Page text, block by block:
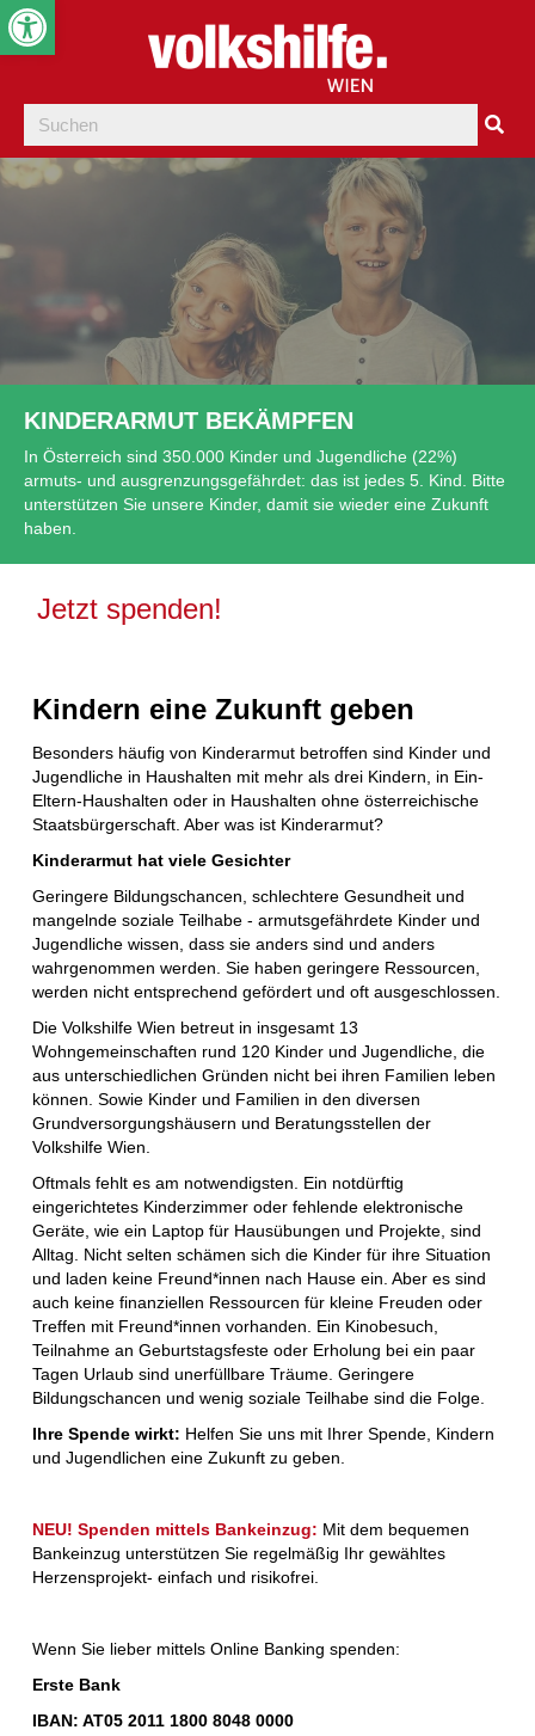
KINDERARMUT BEKÄMPFEN
In Österreich sind 350.000 Kinder und Jugendliche (22%)
armuts- und ausgrenzungsgefährdet: das ist jedes 5. Kind. Bitte
unterstützen Sie unsere Kinder, damit sie wieder eine Zukunft
haben.
Jetzt spenden!
Kindern eine Zukunft geben
Besonders häufig von Kinderarmut betroffen sind Kinder und
Jugendliche in Haushalten mit mehr als drei Kindern, in Ein-
Eltern-Haushalten oder in Haushalten ohne österreichische
Staatsbürgerschaft. Aber was ist Kinderarmut?
Kinderarmut hat viele Gesichter
Geringere Bildungschancen, schlechtere Gesundheit und
mangelnde soziale Teilhabe - armutsgefährdete Kinder und
Jugendliche wissen, dass sie anders sind und anders
wahrgenommen werden. Sie haben geringere Ressourcen,
werden nicht entsprechend gefördert und oft ausgeschlossen.
Die Volkshilfe Wien betreut in insgesamt 13
Wohngemeinschaften rund 120 Kinder und Jugendliche, die
aus unterschiedlichen Gründen nicht bei ihren Familien leben
können. Sowie Kinder und Familien in den diversen
Grundversorgungshäusern und Beratungsstellen der
Volkshilfe Wien.
Oftmals fehlt es am notwendigsten. Ein notdürftig
eingerichtetes Kinderzimmer oder fehlende elektronische
Geräte, wie ein Laptop für Hausübungen und Projekte, sind
Alltag. Nicht selten schämen sich die Kinder für ihre Situation
und laden keine Freund*innen nach Hause ein. Aber es sind
auch keine finanziellen Ressourcen für kleine Freuden oder
Treffen mit Freund*innen vorhanden. Ein Kinobesuch,
Teilnahme an Geburtstagsfeste oder Erholung bei ein paar
Tagen Urlaub sind unerfüllbare Träume. Geringere
Bildungschancen und wenig soziale Teilhabe sind die Folge.
Ihre Spende wirkt: Helfen Sie uns mit Ihrer Spende, Kindern
und Jugendlichen eine Zukunft zu geben.
NEU! Spenden mittels Bankeinzug: Mit dem bequemen
Bankeinzug unterstützen Sie regelmäßig Ihr gewähltes
Herzensprojekt- einfach und risikofrei.
Wenn Sie lieber mittels Online Banking spenden:
Erste Bank
IBAN: AT05 2011 1800 8048 0000